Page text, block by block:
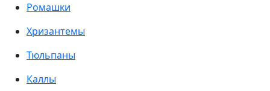
Ромашки
Хризантемы
Тюльпаны
Каллы